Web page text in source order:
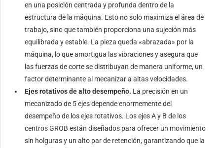
en una posición centrada y profunda dentro de la
estructura de la máquina. Esto no solo maximiza el área de
trabajo, sino que también proporciona una sujeción más
equilibrada y estable. La pieza queda «abrazada» por la
máquina, lo que amortigua las vibraciones y asegura que
las fuerzas de corte se distribuyan de manera uniforme, un
factor determinante al mecanizar a altas velocidades.
Ejes rotativos de alto desempeño. La precisión en un
mecanizado de 5 ejes depende enormemente del
desempeño de los ejes rotativos. Los ejes A y B de los
centros GROB están diseñados para ofrecer un movimiento
sin holguras y un alto par de retención, garantizando que la